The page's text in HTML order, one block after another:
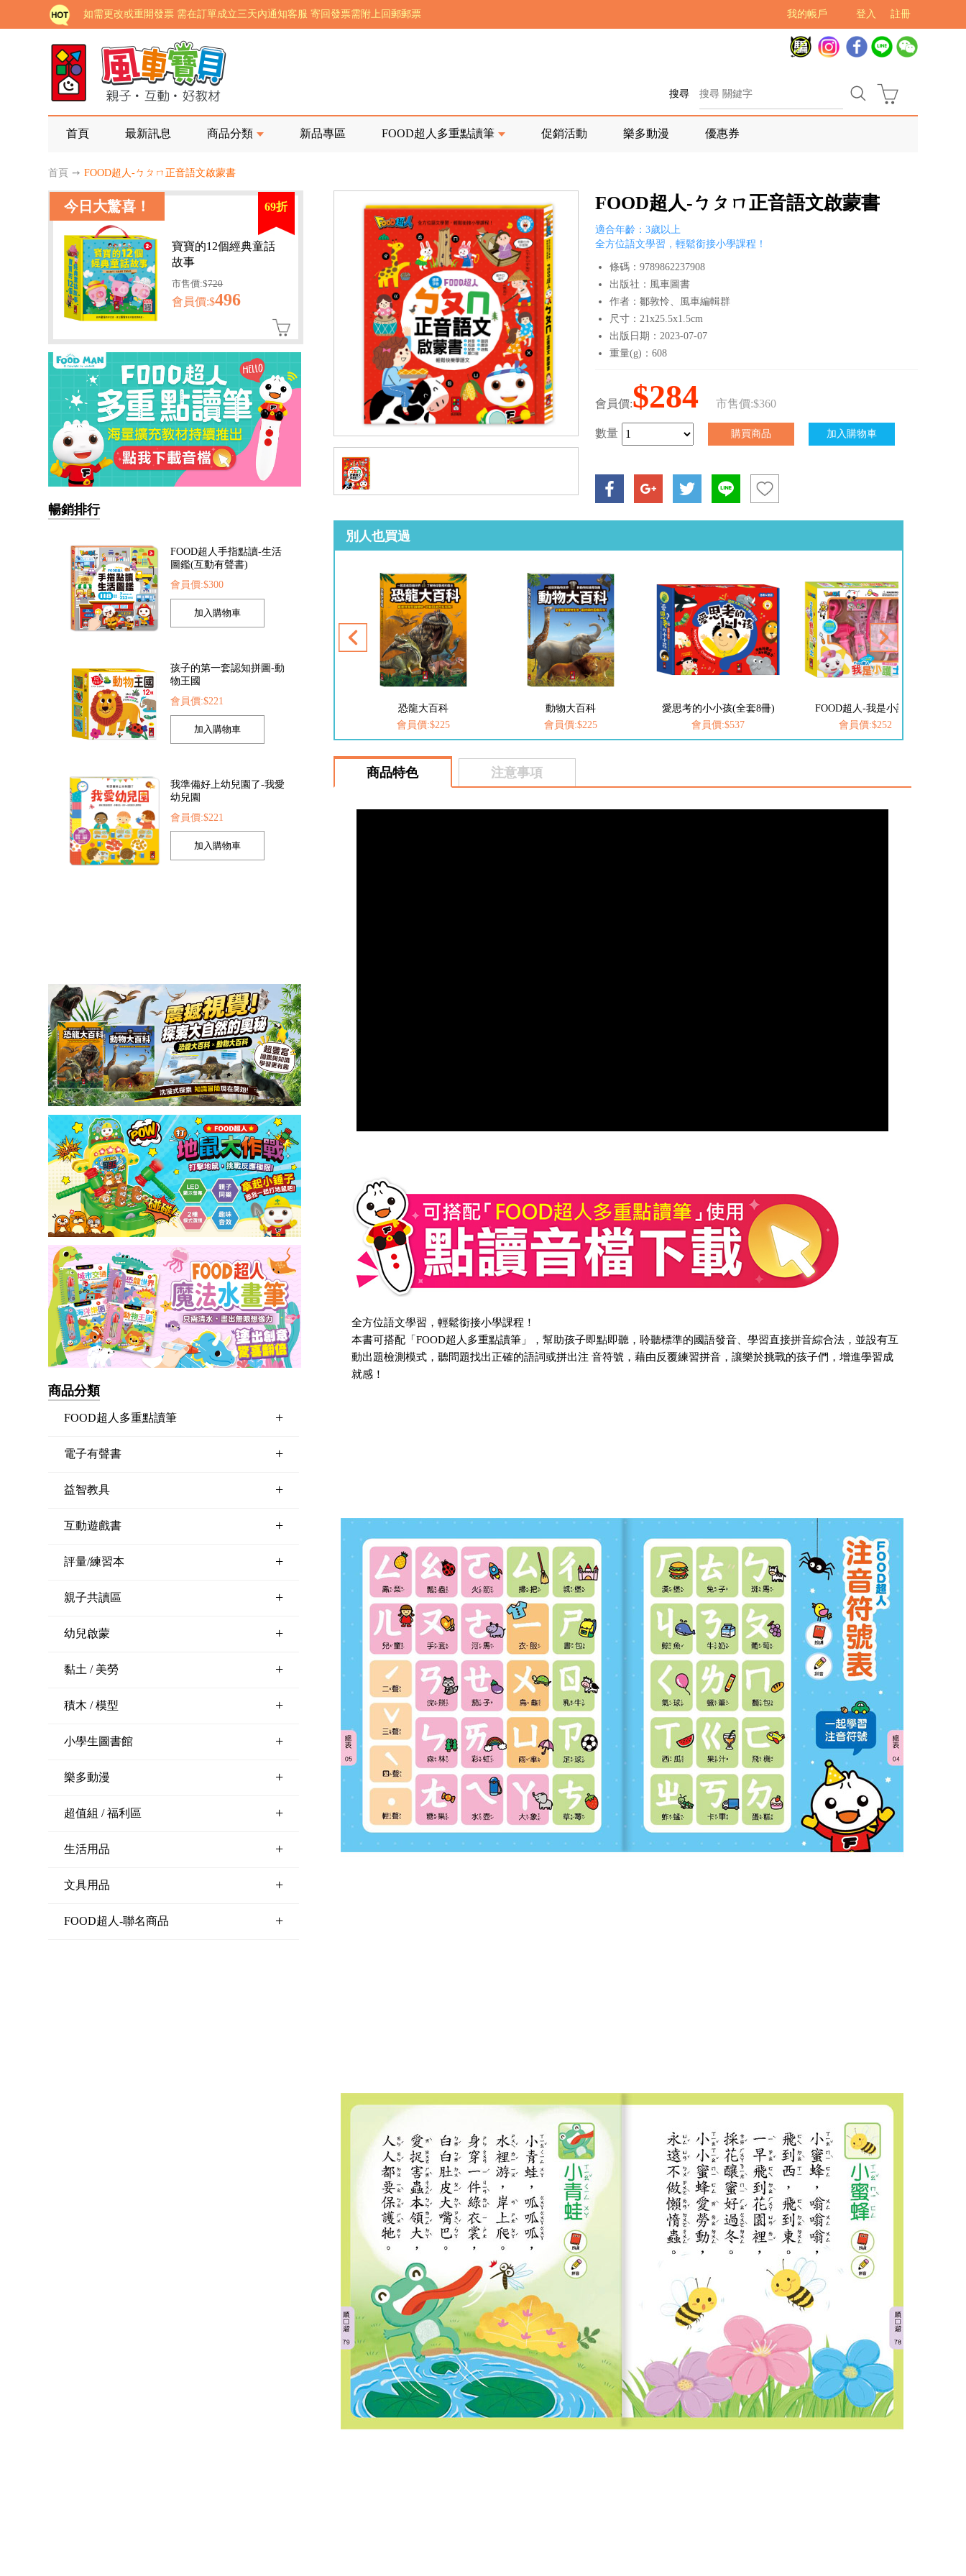
註冊
登入
我的帳戶
老師您好!!幼教會員火熱招募中~
海外購物免煩惱！點我查看『海外購物流程說明』
家長樂了!「風車書版集團暨FOOD超人企業總部」目前正興建中!
批發會員大招募，輕鬆實現財富自由!
如需更改或重開發票 需在訂單成立三天內通知客服 寄回發票需附上回郵郵票
搜尋
首頁 最新訊息 商品分類 新品專區 FOOD超人多重點讀筆 促銷活動 樂多動漫 優惠券
首頁 ➙ FOOD超人-ㄅㄆㄇ正音語文啟蒙書
今日大驚喜！ 69折
寶寶的12個經典童話
故事
市售價:$720
會員價:$496
暢銷排行
圖鑑(互動有聲書)
會員價:$300
物王國
會員價:$221
幼兒園
會員價:$221
商品分類
FOOD超人多重點讀筆 +
電子有聲書 +
益智教具 +
互動遊戲書 +
評量/練習本 +
親子共讀區 +
幼兒啟蒙 +
黏土 / 美勞 +
積木 / 模型 +
小學生圖書館 +
樂多動漫 +
超值組 / 福利區 +
生活用品 +
文具用品 +
FOOD超人-聯名商品 +
FOOD超人-ㄅㄆㄇ正音語文啟蒙書
適合年齡：3歲以上
全方位語文學習，輕鬆銜接小學課程！
條碼：9789862237908
出版社：風車圖書
作者：鄒敦怜、風車編輯群
尺寸：21x25.5x1.5cm
出版日期：2023-07-07
重量(g)：608
會員價:$284 市售價:$360
數量
別人也買過
FOOD超人夢幻泡泡槍
會員價:$205
動物大百科
會員價:$225
愛思考的小小孩(全套8冊)
會員價:$537
FOOD超人-我是小護士
會員價:$252
FOOD超人-我是小醫生
會員價:$252
商品特色 注意事項
全方位語文學習，輕鬆銜接小學課程！
本書可搭配「FOOD超人多重點讀筆」，幫助孩子即點即聽，聆聽標準的國語發音、學習直接拼音綜合法，並設有互
動出題檢測模式，聽問題找出正確的語詞或拼出注 音符號，藉由反覆練習拼音，讓樂於挑戰的孩子們，增進學習成
就感！